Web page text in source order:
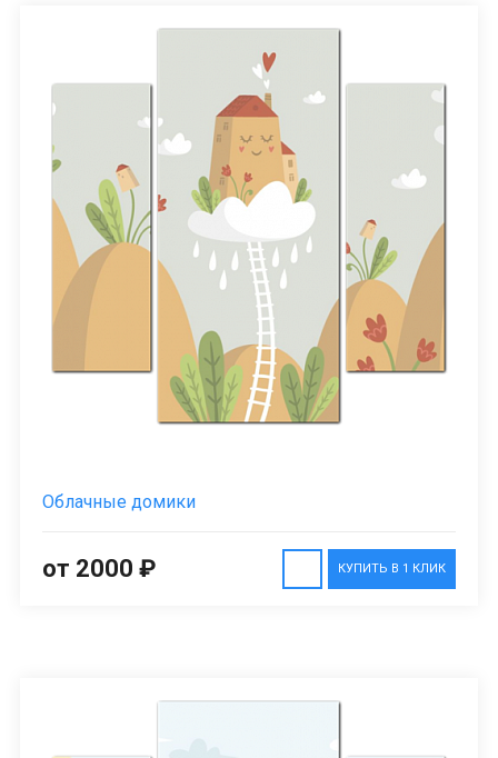
Облачные домики
КУПИТЬ В 1 КЛИК
от 2000 ₽